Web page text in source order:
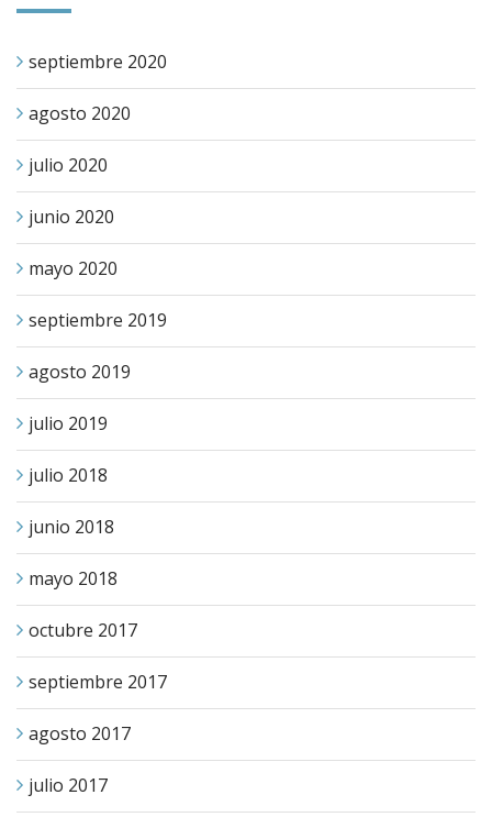
septiembre 2020
agosto 2020
julio 2020
junio 2020
mayo 2020
septiembre 2019
agosto 2019
julio 2019
julio 2018
junio 2018
mayo 2018
octubre 2017
septiembre 2017
agosto 2017
julio 2017